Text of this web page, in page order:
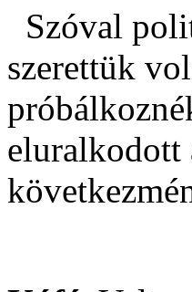
Szóval
szerettük
eluralkodott